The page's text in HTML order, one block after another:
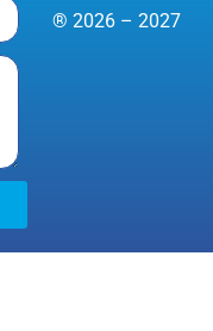
® 2026 – 2027